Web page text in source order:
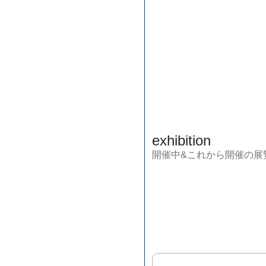
exhibition
開催中&これから開催の展